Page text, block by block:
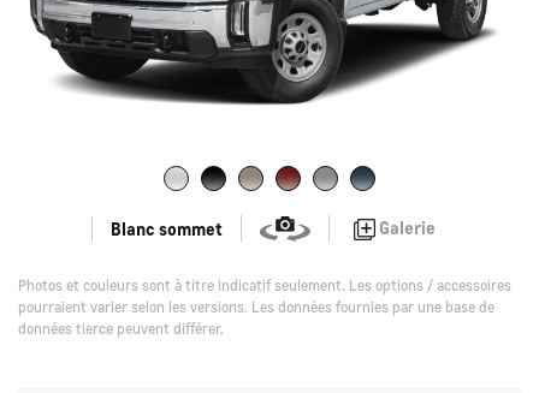
Blanc sommet Galerie
Photos et couleurs sont à titre indicatif seulement. Les options / accessoires
pourraient varier selon les versions. Les données fournies par une base de
données tierce peuvent différer.